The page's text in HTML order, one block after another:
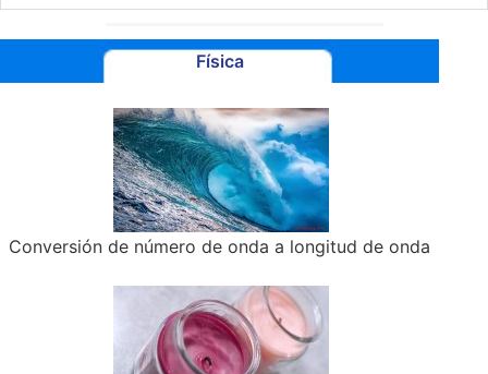
Física
Conversión de número de onda a longitud de onda